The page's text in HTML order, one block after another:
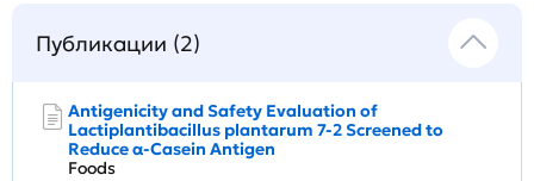
Публикации (2)
Antigenicity and Safety Evaluation of
Lactiplantibacillus plantarum 7-2 Screened to
Reduce α-Casein Antigen
Foods